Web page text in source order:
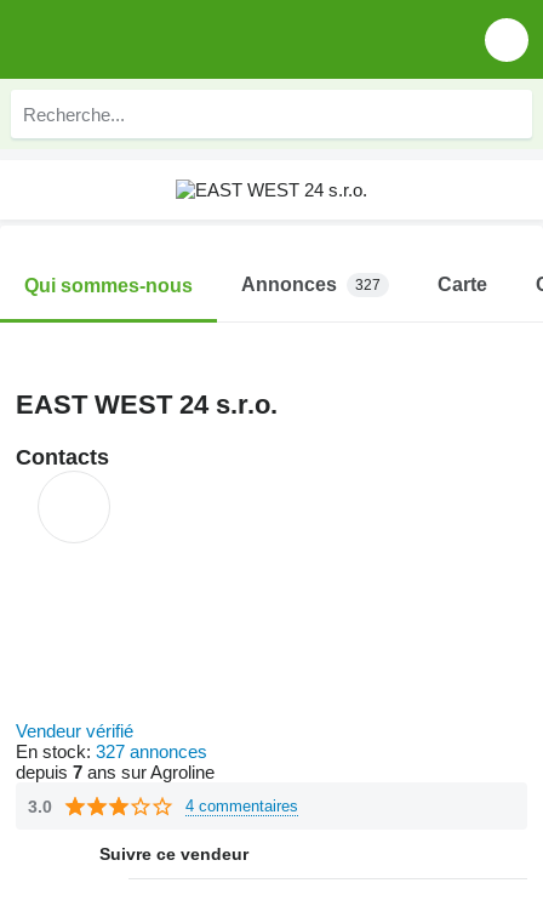
Qui sommes-nous Annonces 327 Carte
EAST WEST 24 s.r.o.
Contacts
Vendeur vérifié
En stock: 327 annonces
depuis 7 ans sur Agroline
3.0 4 commentaires
Suivre ce vendeur